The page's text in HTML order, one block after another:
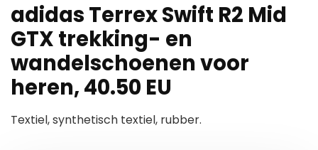
adidas Terrex Swift R2 Mid
GTX trekking- en
wandelschoenen voor
heren, 40.50 EU
Textiel, synthetisch textiel, rubber.